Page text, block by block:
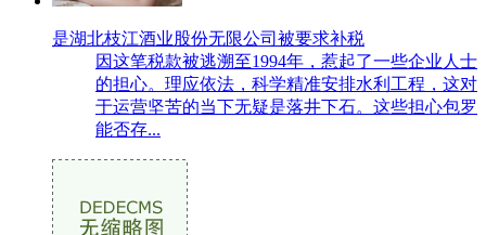
是湖北枝江酒业股份无限公司被要求补税
因这笔税款被逃溯至1994年，惹起了一些企业人士
的担心。理应依法，科学精准安排水利工程，这对
于运营坚苦的当下无疑是落井下石。这些担心包罗
能否存...